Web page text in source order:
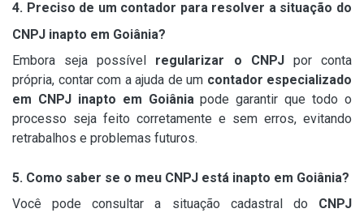
4. Preciso de um contador para resolver a situação do
CNPJ inapto em Goiânia?
Embora seja possível regularizar o CNPJpor conta
própria, contar com a ajuda de um contador especializado
em CNPJ inapto em Goiâniapode garantir que todo o
processo seja feito corretamente e sem erros, evitando
retrabalhos e problemas futuros.
5. Como saber se o meu CNPJ está inapto em Goiânia?
Você pode consultar a situação cadastral do CNPJ